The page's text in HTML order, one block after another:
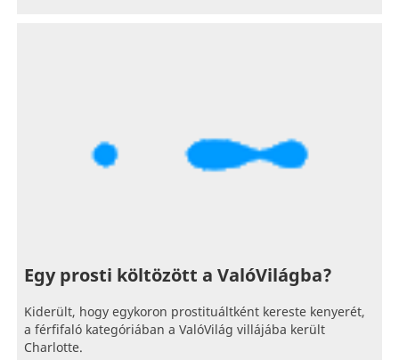
Egy prosti költözött a ValóVilágba?
Kiderült, hogy egykoron prostituáltként kereste kenyerét,
a férfifaló kategóriában a ValóVilág villájába került
Charlotte.